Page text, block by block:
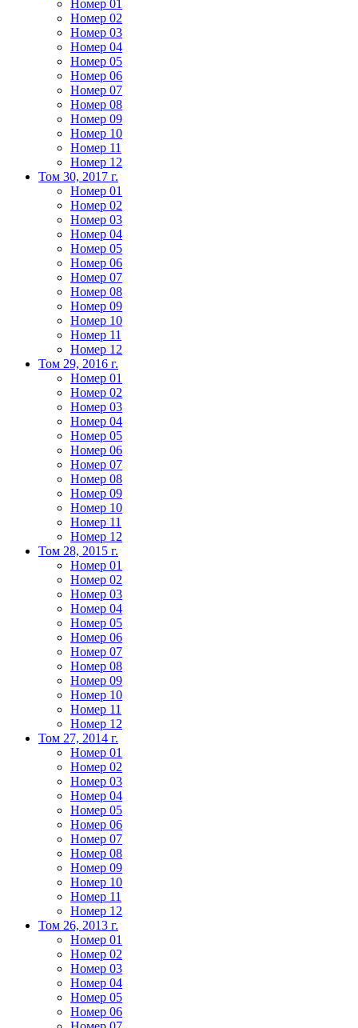
Номер 01
Номер 02
Номер 03
Номер 04
Номер 05
Номер 06
Номер 07
Номер 08
Номер 09
Номер 10
Номер 11
Номер 12
Том 30, 2017 г.
Номер 01
Номер 02
Номер 03
Номер 04
Номер 05
Номер 06
Номер 07
Номер 08
Номер 09
Номер 10
Номер 11
Номер 12
Том 29, 2016 г.
Номер 01
Номер 02
Номер 03
Номер 04
Номер 05
Номер 06
Номер 07
Номер 08
Номер 09
Номер 10
Номер 11
Номер 12
Том 28, 2015 г.
Номер 01
Номер 02
Номер 03
Номер 04
Номер 05
Номер 06
Номер 07
Номер 08
Номер 09
Номер 10
Номер 11
Номер 12
Том 27, 2014 г.
Номер 01
Номер 02
Номер 03
Номер 04
Номер 05
Номер 06
Номер 07
Номер 08
Номер 09
Номер 10
Номер 11
Номер 12
Том 26, 2013 г.
Номер 01
Номер 02
Номер 03
Номер 04
Номер 05
Номер 06